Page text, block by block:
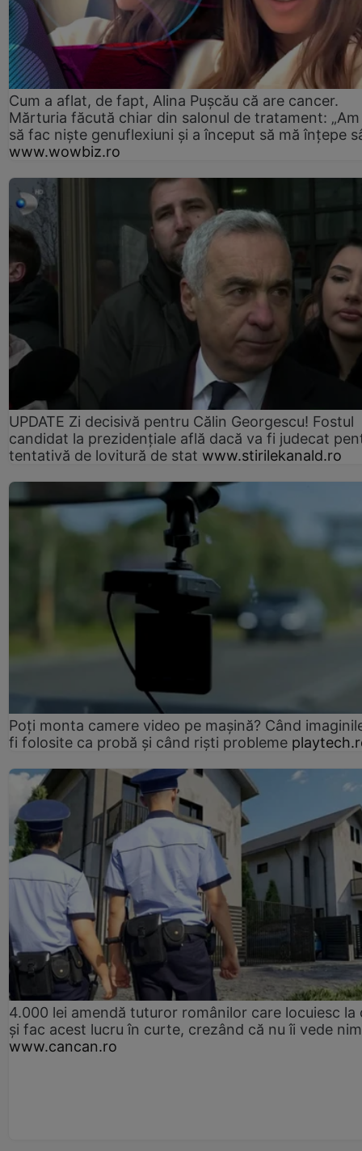
Cum a aflat, de fapt, Alina Pușcău că are cancer.
Mărturia făcută chiar din salonul de tratament:
să fac niște genuflexiuni și a început să mă înțepe
www.wowbiz.ro
UPDATE Zi decisivă pentru Călin Georgescu! Fostul
candidat la prezidențiale află dacă va fi judecat
tentativă de lovitură de stat www.stirilekanald.ro
Poți monta camere video pe mașină? Când
fi folosite ca probă și când riști probleme
4.000 lei amendă tuturor românilor care locuiesc la
și fac acest lucru în curte, crezând că nu îi vede
www.cancan.ro